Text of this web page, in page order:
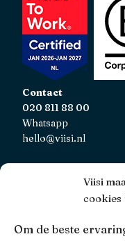
Viisi
cookies
Om de beste
Contact
020 811 88 00
Whatsapp
hello@viisi.nl
Viisi Hypotheken is
Registratienummer: